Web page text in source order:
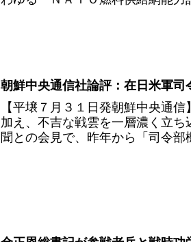
朝鮮中央通信社論評：在日米軍
【平壌７月３１日発朝鮮中央通
加え、不吉な戦雲を一層濃く立
聞との会見で、昨年から「司令